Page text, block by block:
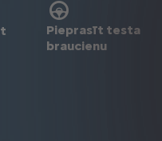
Pieprasīt testa
braucienu